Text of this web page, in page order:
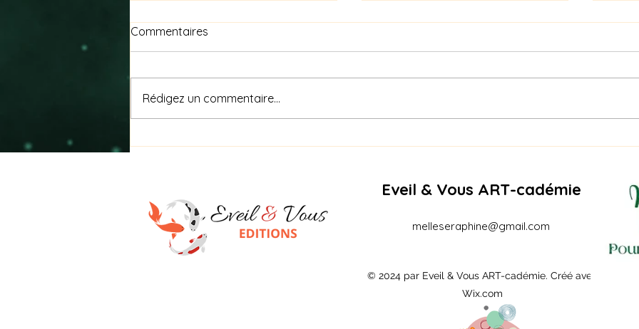
Commentaires
Rédigez un commentaire...
Eveil & Vous ART-cadémie
melleseraphine@gmail.com
© 2024 par Eveil & Vous ART-cadémie. Créé avec
Wix.com